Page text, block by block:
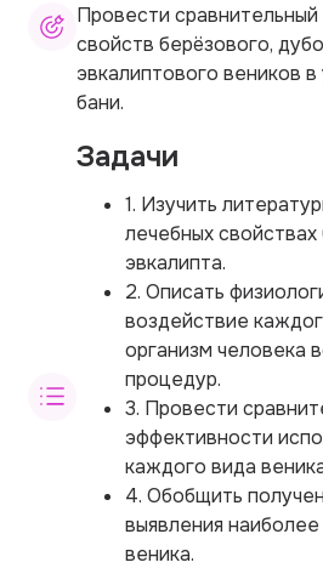
Провести
свойств берёзового,
эвкалиптового веников
бани.
Задачи
1. Изучить
лечебных свойствах
эвкалипта.
2. Описать
воздействие
организм человека
процедур.
3. Провести
эффективности
каждого вида
4. Обобщить
выявления
веника.